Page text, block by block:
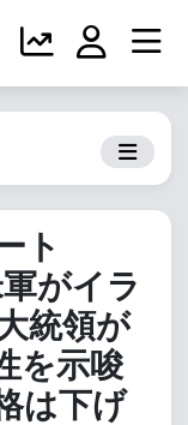
ト
軍がイラ
統領が
を示唆
は下げ